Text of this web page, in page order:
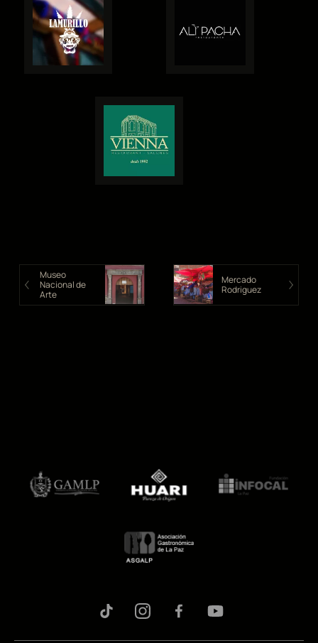
Museo
Nacional de
Arte
Mercado
Rodriguez